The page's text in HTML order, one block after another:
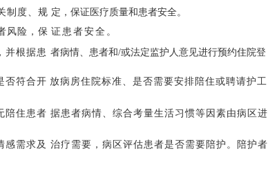
制度、规 定，保证医疗质量和患者安全。
风险，保 证患者安全 。
并根据患 者病情、患者和/或法定监护人意见进行预约住院登
否符合开 放病房住院标准、是否需要安排陪住或聘请护工
住患者 据患者病情、综合考量生活习惯等因素由病区进
需求及 治疗需要，病区评估患者是否需要陪护。陪护者